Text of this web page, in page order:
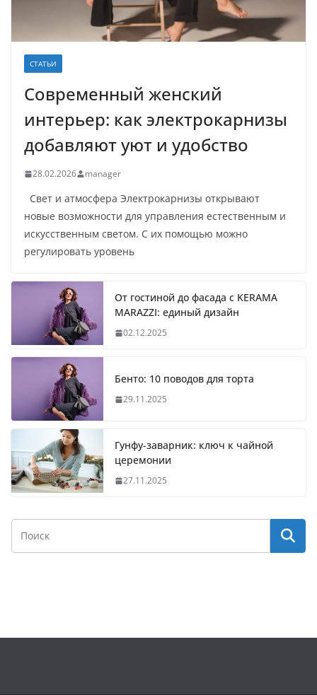
СТАТЬИ
Современный женский
интерьер: как электрокарнизы
добавляют уют и удобство
28.02.2026 manager
Свет и атмосфера Электрокарнизы открывают
новые возможности для управления естественным и
искусственным светом. С их помощью можно
регулировать уровень
От гостиной до фасада с KERAMA
MARAZZI: единый дизайн
02.12.2025
Бенто: 10 поводов для торта
29.11.2025
Гунфу-заварник: ключ к чайной
церемонии
27.11.2025